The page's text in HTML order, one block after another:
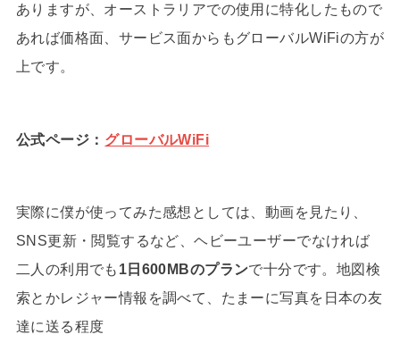
ありますが、オーストラリアでの使用に特化したもので
あれば価格面、サービス面からもグローバルWiFiの方が
上です。
公式ページ： グローバルWiFi
実際に僕が使ってみた感想としては、動画を見たり、
SNS更新・閲覧するなど、ヘビーユーザーでなければ
二人の利用でも 1日600MBのプランで十分です。地図検
索とかレジャー情報を調べて、たまーに写真を日本の友
達に送る程度